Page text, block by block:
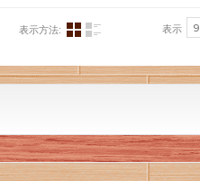
表示方法: 表示 9